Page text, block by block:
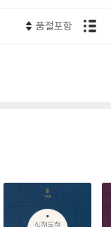
품절포함